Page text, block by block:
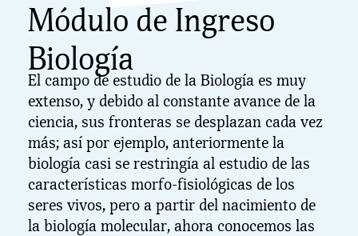
Módulo de Ingreso
Biología
El campo de estudio de la Biología es muy
extenso, y debido al constante avance de la
ciencia, sus fronteras se desplazan cada vez
más; así por ejemplo, anteriormente la
biología casi se restringía al estudio de las
características morfo-fisiológicas de los
seres vivos, pero a partir del nacimiento de
la biología molecular, ahora conocemos las